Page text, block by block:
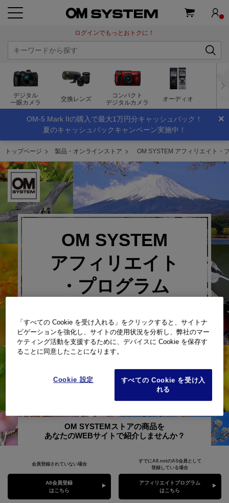
ログインでもっとおトクに！
デジタル
一眼カメラ
交換レンズ
コンパクト
デジタルカメラ
オーディオ
×
OM-5 Mark IIの購入で最大1万円分キャッシュバック！
夏のキャッシュバックキャンペーン実施中！
トップページ 製品・オンラインストア OM SYSTEM アフィリエイト・
OM SYSTEM
アフィリエイト
・プログラム
OM SYSTEMストアの商品を
あなたのWEBサイトで紹介しませんか？
会員登録されていない場合
A8会員登録
はこちら
すでにA8.netのAS会員として
登録している場合
アフィリエイトプログラム
はこちら
「すべての Cookie を受け入れる」をクリックすると、サイトナ
ビゲーションを強化し、サイトの使用状況を分析し、弊社のマー
ケティング活動を支援するために、デバイスに Cookie を保存す
ることに同意したことになります。
Cookie 設定
すべての Cookie を受け入
れる